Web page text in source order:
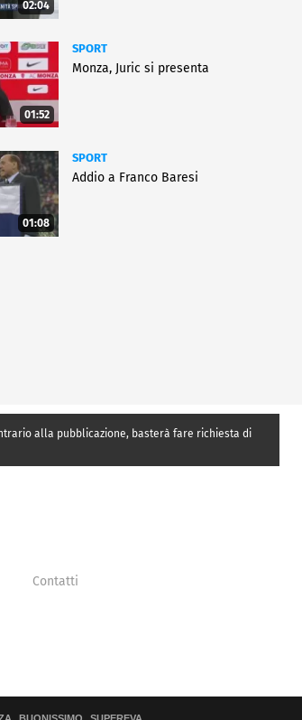
02:04
01:52
SPORT
Monza, Juric si presenta
01:08
SPORT
Addio a Franco Baresi
alla pubblicazione, basterà fare richiesta di
Contatti
BUONISSIMO SUPEREVA